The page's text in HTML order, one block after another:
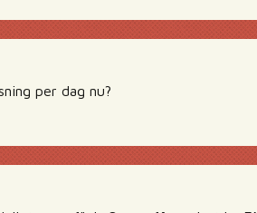
per dag nu?